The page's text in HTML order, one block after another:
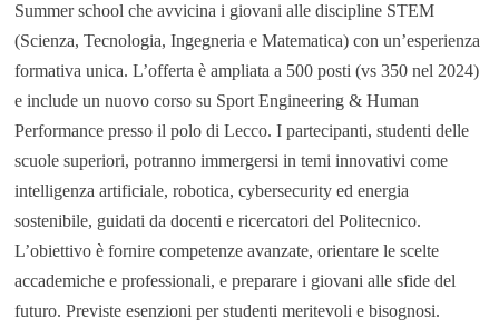
Summer school che avvicina i giovani alle discipline STEM
(Scienza, Tecnologia, Ingegneria e Matematica) con un’esperienza
formativa unica. L’offerta è ampliata a 500 posti (vs 350 nel 2024)
e include un nuovo corso su Sport Engineering & Human
Performance presso il polo di Lecco. I partecipanti, studenti delle
scuole superiori, potranno immergersi in temi innovativi come
intelligenza artificiale, robotica, cybersecurity ed energia
sostenibile, guidati da docenti e ricercatori del Politecnico.
L’obiettivo è fornire competenze avanzate, orientare le scelte
accademiche e professionali, e preparare i giovani alle sfide del
futuro. Previste esenzioni per studenti meritevoli e bisognosi.